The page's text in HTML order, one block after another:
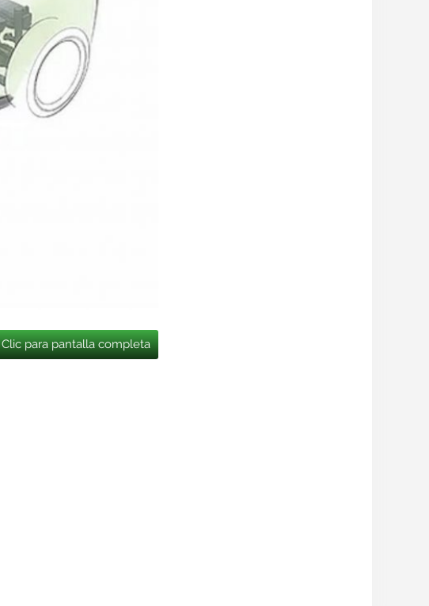
Clic para pantalla completa